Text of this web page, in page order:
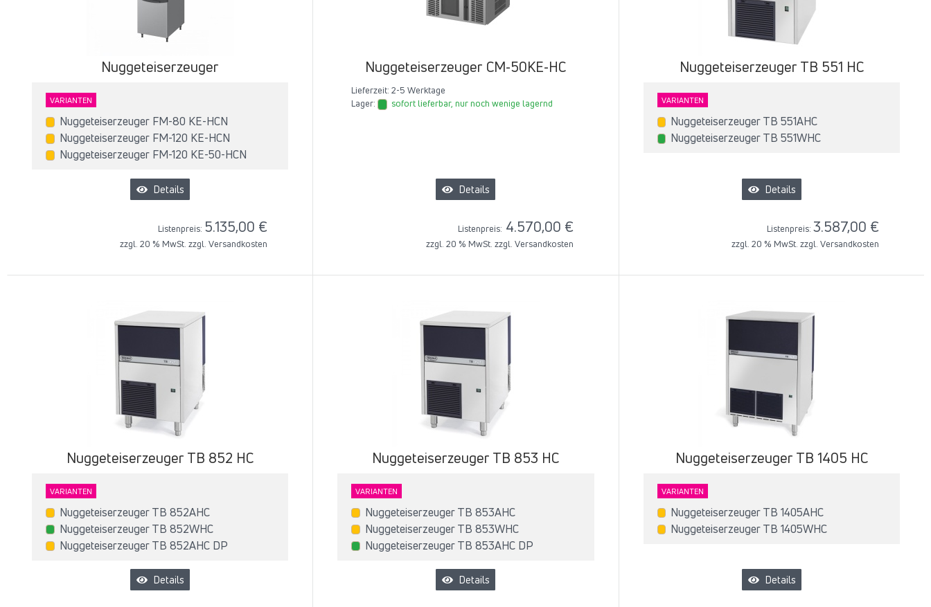
Nuggeteiserzeuger
VARIANTEN
Nuggeteiserzeuger FM-80 KE-HCN
Nuggeteiserzeuger FM-120 KE-HCN
Nuggeteiserzeuger FM-120 KE-50-HCN
Details
Listenpreis: 5.135,00 €
zzgl. 20 % MwSt. zzgl.Versandkosten
Nuggeteiserzeuger CM-50KE-HC
Lieferzeit:2-5 Werktage
Lager:
sofort lieferbar, nur noch wenige lagernd
Details
Listenpreis: 4.570,00 €
zzgl. 20 % MwSt. zzgl. Versandkosten
Nuggeteiserzeuger TB 551 HC
VARIANTEN
Nuggeteiserzeuger TB 551AHC
Nuggeteiserzeuger TB 551WHC
Details
Listenpreis: 3.587,00 €
zzgl. 20 % MwSt. zzgl. Versandkosten
Nuggeteiserzeuger TB 852 HC
VARIANTEN
Nuggeteiserzeuger TB 852AHC
Nuggeteiserzeuger TB 852WHC
Nuggeteiserzeuger TB 852AHC DP
Details
Nuggeteiserzeuger TB 853 HC
VARIANTEN
Nuggeteiserzeuger TB 853AHC
Nuggeteiserzeuger TB 853WHC
Nuggeteiserzeuger TB 853AHC DP
Details
Nuggeteiserzeuger TB 1405 HC
VARIANTEN
Nuggeteiserzeuger TB 1405AHC
Nuggeteiserzeuger TB 1405WHC
Details